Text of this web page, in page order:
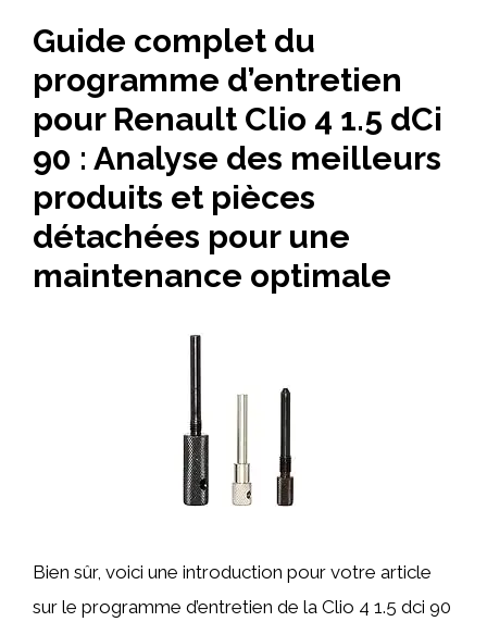
Guide complet du
programme d’entretien
pour Renault Clio 4 1.5 dCi
90 : Analyse des meilleurs
produits et pièces
détachées pour une
maintenance optimale
Bien sûr, voici une introduction pour votre article
sur le programme d’entretien de la Clio 4 1.5 dci 90